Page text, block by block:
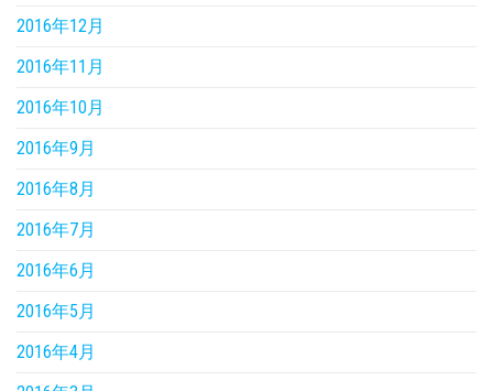
2016年12月
2016年11月
2016年10月
2016年9月
2016年8月
2016年7月
2016年6月
2016年5月
2016年4月